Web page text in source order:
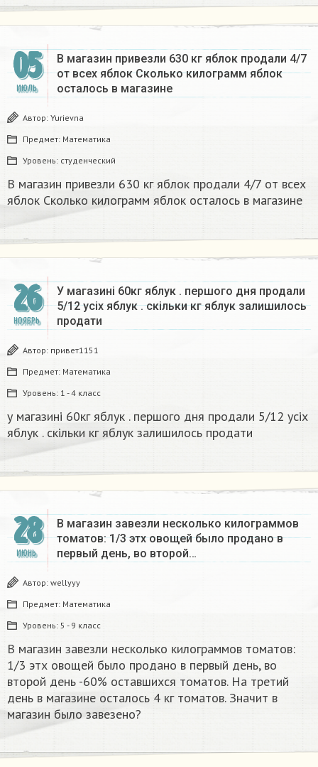
05
ИЮЛЬ
В магазин привезли 630 кг яблок продали 4/7
от всех яблок Сколько килограмм яблок
осталось в магазине
Автор: Yurievna
Предмет: Математика
Уровень: студенческий
В магазин привезли 630 кг яблок продали 4/7 от всех
яблок Сколько килограмм яблок осталось в магазине
26
НОЯБРЬ
У магазині 60кг яблук . першого дня продали
5/12 усіх яблук . скільки кг яблук залишилось
продати
Автор: привет1151
Предмет: Математика
Уровень: 1 - 4 класс
у магазині 60кг яблук . першого дня продали 5/12 усіх
яблук . скільки кг яблук залишилось продати
28
ИЮНЬ
В магазин завезли несколько килограммов
томатов: 1/3 этх овощей было продано в
первый день, во второй…
Автор: wellyyy
Предмет: Математика
Уровень: 5 - 9 класс
В магазин завезли несколько килограммов томатов:
1/3 этх овощей было продано в первый день, во
второй день -60% оставшихся томатов. На третий
день в магазине осталось 4 кг томатов. Значит в
магазин было завезено?